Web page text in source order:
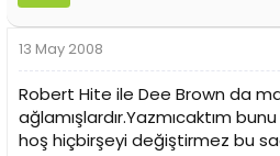
13 May 2008
Robert Hite ile Dee Brown da
ağlamışlardır.Yazmıcaktım
hoş hiçbirşeyi değiştirmez bu